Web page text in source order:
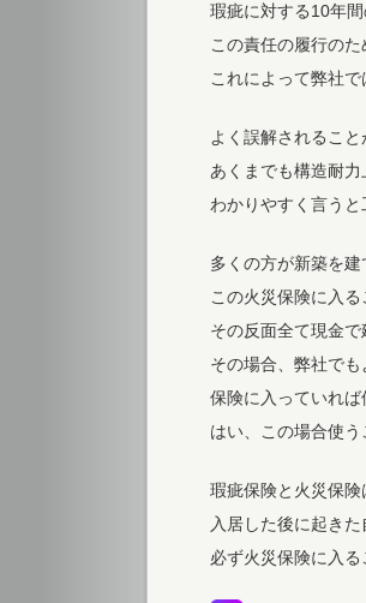
瑕疵に対する10年
この責任の履行の
これによって弊社
よく誤解されるこ
あくまでも構造耐
わかりやすく言うと
多くの方が新築を
この火災保険に入
その反面全て現金
その場合、弊社で
保険に入っていれば
はい、この場合使う
瑕疵保険と火災保険
入居した後に起き
必ず火災保険に入る